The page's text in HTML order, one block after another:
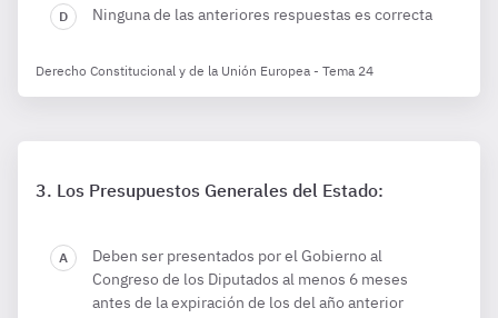
Ninguna de las anteriores respuestas es correcta
Derecho Constitucional y de la Unión Europea - Tema 24
Los Presupuestos Generales del Estado:
Deben ser presentados por el Gobierno al
Congreso de los Diputados al menos 6 meses
antes de la expiración de los del año anterior